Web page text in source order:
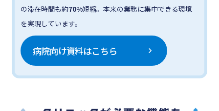
の滞在時間も約70%短縮。本来の業務に集中できる環境
を実現しています。
病院向け資料はこちら chevron_right